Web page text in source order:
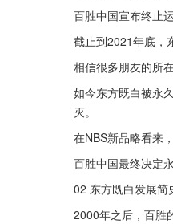
百胜中国宣布终止
截止到2021年底，
相信很多朋友的所
如今东方既白被永
灭。
在NBS新品略看来
百胜中国最终决定
02 东方既白发展简
2000年之后，百胜